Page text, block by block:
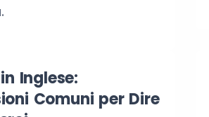
Inglese:
Comuni per Dire